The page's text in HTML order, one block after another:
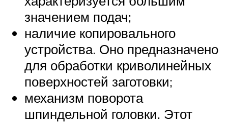
значением подач;
наличие копировального
устройства. Оно предназначено
для обработки криволинейных
поверхностей заготовки;
механизм поворота
шпиндельной головки. Этот